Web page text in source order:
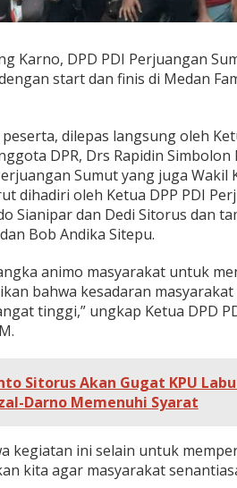
Karno, DPD PDI Perjuangan
start dan finis di Medan
dilepas langsung oleh
DPR, Drs Rapidin Simbolon
Sumut yang juga Wakil
dihadiri oleh Ketua DPP PDI
Sianipar dan Dedi Sitorus dan
Bob Andika Sitepu.
animo masyarakat untuk
bahwa kesadaran
tinggi,” ungkap Ketua DPD
Sitorus Akan Gugat KPU
Darno Memenuhi Syarat
kegiatan ini selain untuk
kita agar masyarakat